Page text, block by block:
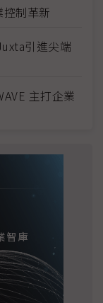
制革新
引進尖端
主打企業